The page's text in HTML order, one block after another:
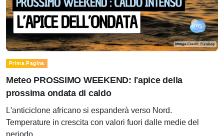
Prima Pagina
Meteo PROSSIMO WEEKEND: l'apice della
prossima ondata di caldo
L'anticiclone africano si espanderà verso Nord.
Temperature in crescita con valori fuori dalle medie del